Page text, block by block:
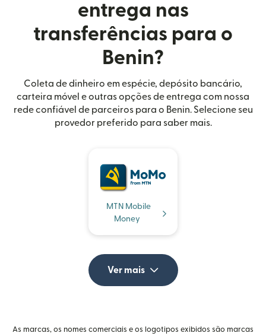
entrega nas
transferências para o
Benin?
Coleta de dinheiro em espécie, depósito bancário,
carteira móvel e outras opções de entrega com nossa
rede confiável de parceiros para o Benin. Selecione seu
provedor preferido para saber mais.
MTN Mobile
Money
Ver mais
As marcas, os nomes comerciais e os logotipos exibidos são marcas